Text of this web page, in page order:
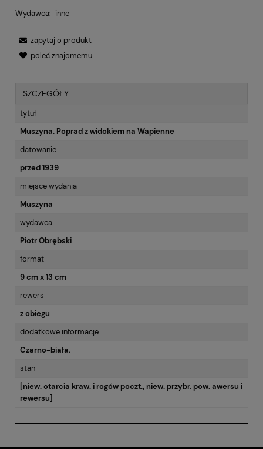
Wydawca: inne
zapytaj o produkt
poleć znajomemu
SZCZEGÓŁY
tytuł
Muszyna. Poprad z widokiem na Wapienne
datowanie
przed 1939
miejsce wydania
Muszyna
wydawca
Piotr Obrębski
format
9 cm x 13 cm
rewers
z obiegu
dodatkowe informacje
Czarno-biała.
stan
[niew. otarcia kraw. i rogów poczt., niew. przybr. pow. awersu i
rewersu]